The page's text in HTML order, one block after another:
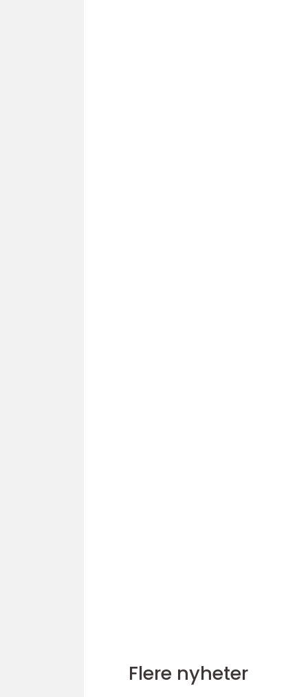
Flere nyheter